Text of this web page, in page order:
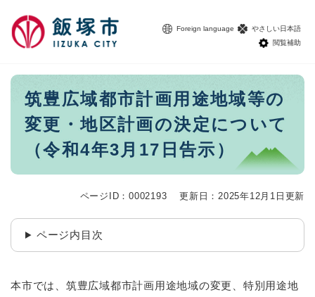
Foreign language
やさしい日本語
閲覧補助
本
筑豊広域都市計画用途地域等の
変更・地区計画の決定について
（令和4年3月17日告示）
ページID：0002193 更新日：2025年12月1日更新
ページ内目次
本市では、筑豊広域都市計画用途地域の変更、特別用途地